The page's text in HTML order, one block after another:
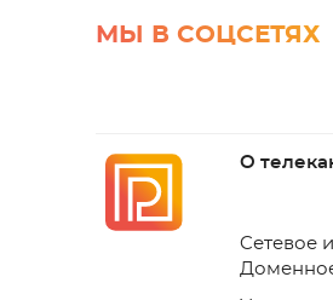
МЫ В СОЦСЕТЯХ
О
Cетевое